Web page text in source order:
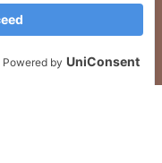
licita un servicio de
para que entre
puedan acceder a una